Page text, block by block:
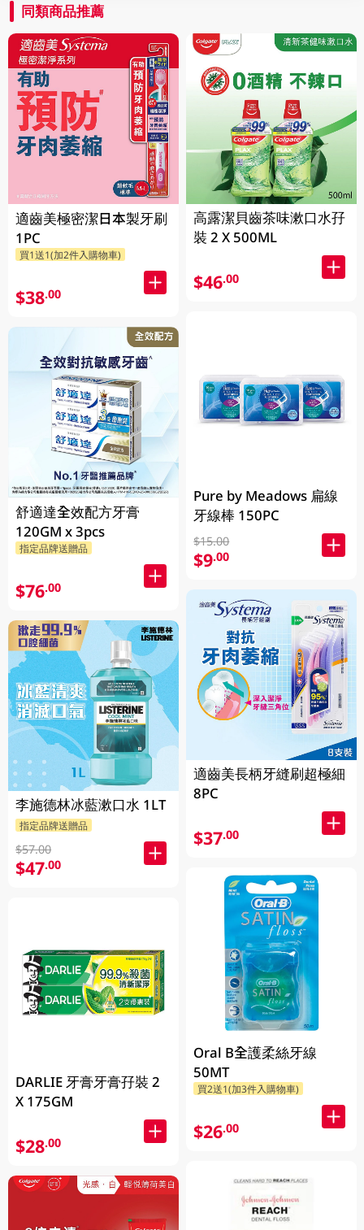
同類商品推薦
適齒美極密潔日本製牙刷
1PC
買1送1(加2件入購物車)
$38.00
舒適達全效配方牙膏
120GM x 3pcs
指定品牌送贈品
$76.00
李施德林冰藍漱口水 1LT
指定品牌送贈品
$57.00
$47.00
DARLIE 牙膏牙膏孖裝 2
X 175GM
$28.00
高露潔貝齒茶味漱口水孖
裝 2 X 500ML
$46.00
Pure by Meadows 扁線
牙線棒 150PC
$15.00
$9.00
適齒美長柄牙縫刷超極細
8PC
$37.00
Oral B全護柔絲牙線
50MT
買2送1(加3件入購物車)
$26.00